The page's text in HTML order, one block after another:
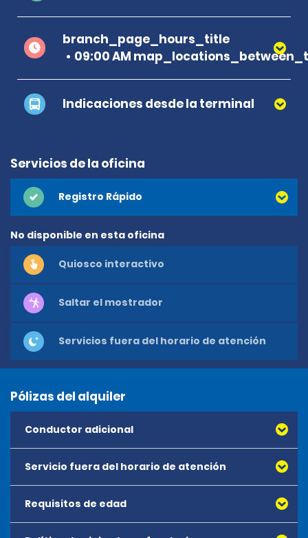
branch_page_hours_title
09:00 AM
Indicaciones desde la terminal
Servicios de la oficina
Registro Rápido
No disponible en esta oficina
Quiosco interactivo
Saltar el mostrador
Servicios fuera del horario de atención
Pólizas del alquiler
Conductor adicional
Servicio fuera del horario de atención
Requisitos de edad